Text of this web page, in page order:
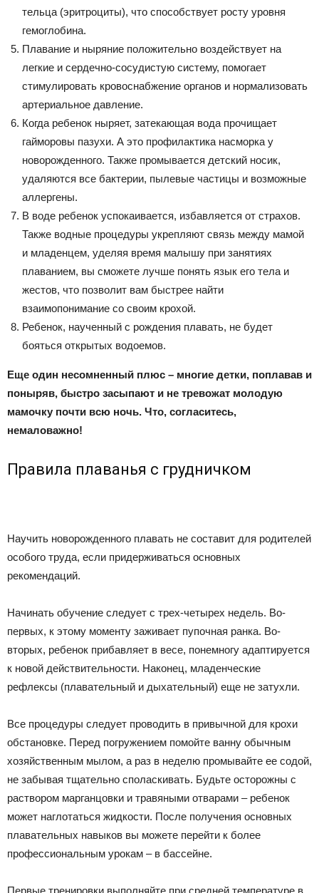
тельца (эритроциты), что способствует росту уровня
гемоглобина.
Плавание и ныряние положительно воздействует на
легкие и сердечно-сосудистую систему, помогает
стимулировать кровоснабжение органов и нормализовать
артериальное давление.
Когда ребенок ныряет, затекающая вода прочищает
гайморовы пазухи. А это профилактика насморка у
новорожденного. Также промывается детский носик,
удаляются все бактерии, пылевые частицы и возможные
аллергены.
В воде ребенок успокаивается, избавляется от страхов.
Также водные процедуры укрепляют связь между мамой
и младенцем, уделяя время малышу при занятиях
плаванием, вы сможете лучше понять язык его тела и
жестов, что позволит вам быстрее найти
взаимопонимание со своим крохой.
Ребенок, наученный с рождения плавать, не будет
бояться открытых водоемов.
Еще один несомненный плюс – многие детки, поплавав и
поныряв, быстро засыпают и не тревожат молодую
мамочку почти всю ночь. Что, согласитесь,
немаловажно!
Правила плаванья с грудничком
Научить новорожденного плавать не составит для родителей
особого труда, если придерживаться основных
рекомендаций.
Начинать обучение следует с трех-четырех недель. Во-
первых, к этому моменту заживает пупочная ранка. Во-
вторых, ребенок прибавляет в весе, понемногу адаптируется
к новой действительности. Наконец, младенческие
рефлексы (плавательный и дыхательный) еще не затухли.
Все процедуры следует проводить в привычной для крохи
обстановке. Перед погружением помойте ванну обычным
хозяйственным мылом, а раз в неделю промывайте ее содой,
не забывая тщательно споласкивать. Будьте осторожны с
раствором марганцовки и травяными отварами – ребенок
может наглотаться жидкости. После получения основных
плавательных навыков вы можете перейти к более
профессиональным урокам – в бассейне.
Первые тренировки выполняйте при средней температуре в